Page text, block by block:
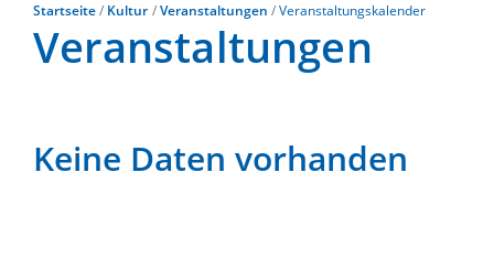
Startseite Kultur Veranstaltungen Veranstaltungskalender
Veranstaltungen
Keine Daten vorhanden